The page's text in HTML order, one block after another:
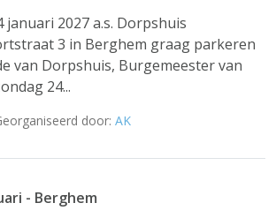
januari 2027 a.s. Dorpshuis
3 in Berghem graag parkeren
van Dorpshuis, Burgemeester van
24...
door: AK
- Berghem